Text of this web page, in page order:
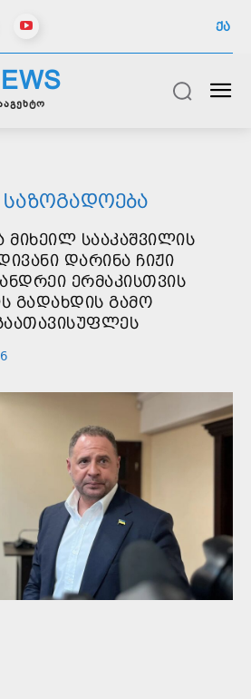
ᲥᲐ
ᲡᲐᲖᲝᲒᲐᲓᲝᲔᲑᲐ
ᲡᲐᲐᲙᲐᲨᲕᲘᲚᲘᲡ
ᲓᲐᲠᲘᲜᲐ ᲩᲘᲟᲘ
ᲔᲠᲛᲐᲙᲘᲡᲗᲕᲘᲡ
ᲒᲐᲓᲐᲮᲓᲘᲡ ᲒᲐᲛᲝ